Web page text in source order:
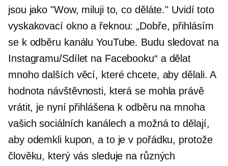
jsou jako "Wow, miluji to, co děláte." Uvidí toto
vyskakovací okno a řeknou: „Dobře, přihlásím
se k odběru kanálu YouTube. Budu sledovat na
Instagramu/Sdílet na Facebooku“ a dělat
mnoho dalších věcí, které chcete, aby dělali. A
hodnota návštěvnosti, která se mohla právě
vrátit, je nyní přihlášena k odběru na mnoha
vašich sociálních kanálech a možná to dělají,
aby odemkli kupon, a to je v pořádku, protože
člověku, který vás sleduje na různých